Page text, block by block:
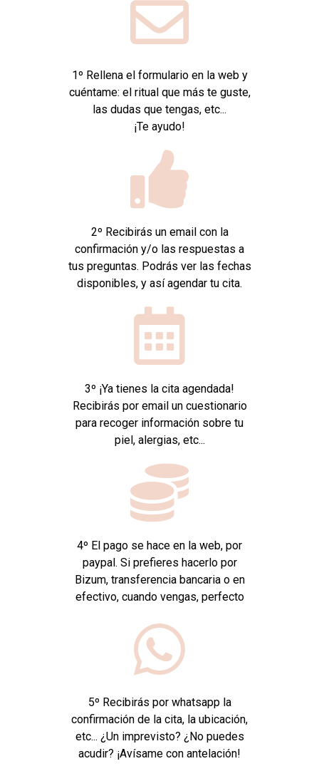
1º Rellena el formulario en la web y
cuéntame: el ritual que más te guste,
las dudas que tengas, etc...
¡Te ayudo!
2º Recibirás un email con la
confirmación y/o las respuestas a
tus preguntas. Podrás ver las fechas
disponibles, y así agendar tu cita.
3º ¡Ya tienes la cita agendada!
Recibirás por email un cuestionario
para recoger información sobre tu
piel, alergias, etc...
4º El pago se hace en la web, por
paypal. Si prefieres hacerlo por
Bizum, transferencia bancaria o en
efectivo, cuando vengas, perfecto
5º Recibirás por whatsapp la
confirmación de la cita, la ubicación,
etc... ¿Un imprevisto? ¿No puedes
acudir? ¡Avísame con antelación!